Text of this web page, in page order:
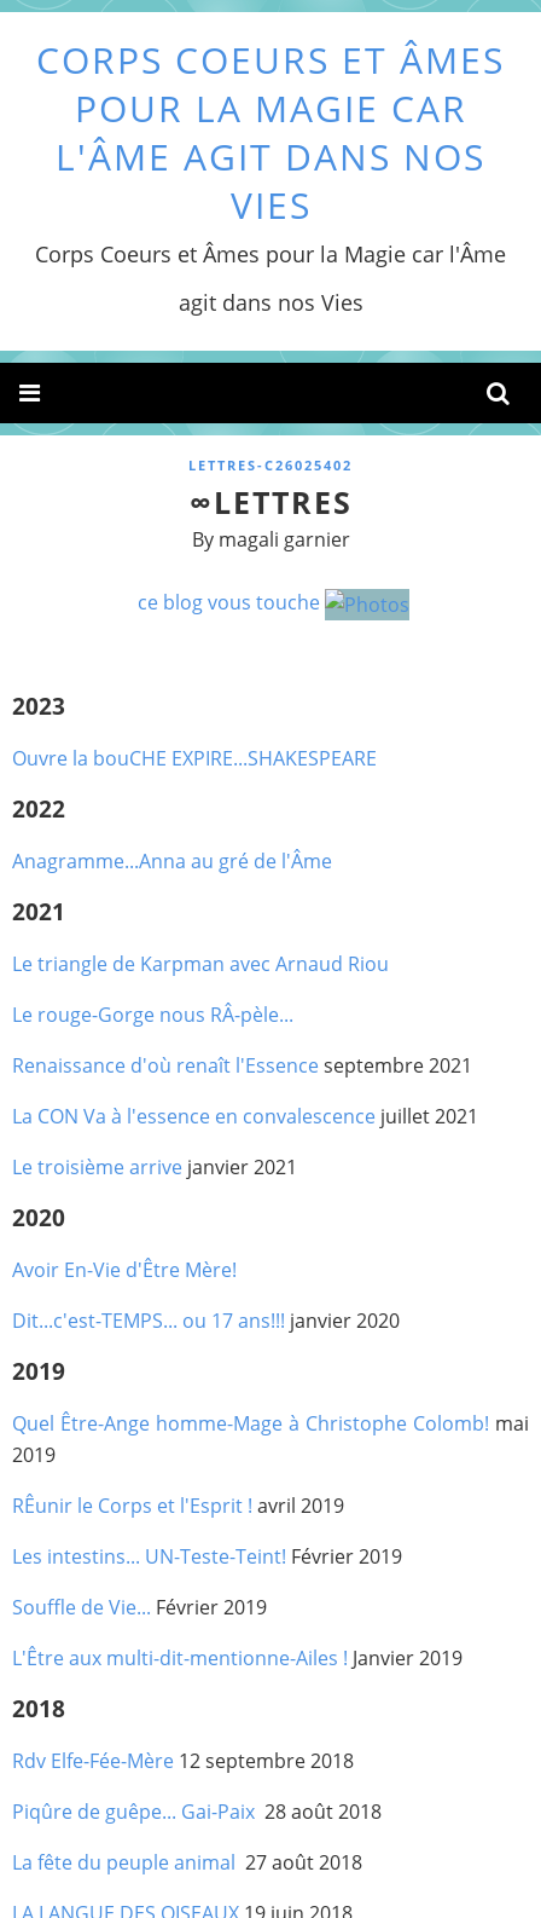
CORPS COEURS ET ÂMES
POUR LA MAGIE CAR
L'ÂME AGIT DANS NOS
VIES
Corps Coeurs et Âmes pour la Magie car l'Âme
agit dans nos Vies
LETTRES-C26025402
∞LETTRES
By magali garnier
ce blog vous touche
2023
Ouvre la bouCHE EXPIRE...SHAKESPEARE
2022
Anagramme...Anna au gré de l'Âme
2021
Le triangle de Karpman avec Arnaud Riou
Le rouge-Gorge nous RÂ-pèle...
Renaissance d'où renaît l'Essenceseptembre 2021
La CON Va à l'essence en convalescence juillet 2021
Le troisième arrive janvier 2021
2020
Avoir En-Vie d'Être Mère!
Dit...c'est-TEMPS... ou 17 ans!!! janvier 2020
2019
Quel Être-Ange homme-Mage à Christophe Colomb! mai
2019
RÊunir le Corps et l'Esprit ! avril 2019
Les intestins... UN-Teste-Teint! Février 2019
Souffle de Vie... Février 2019
L'Être aux multi-dit-mentionne-Ailes ! Janvier 2019
2018
Rdv Elfe-Fée-Mère 12 septembre 2018
Piqûre de guêpe... Gai-Paix 28 août 2018
La fête du peuple animal 27 août 2018